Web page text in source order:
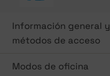
Información general y
métodos de acceso
Modos de oficina